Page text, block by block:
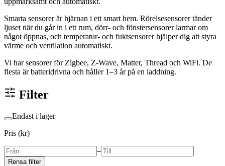
Smarta sensorer är hjärnan i ett smart hem. Rörelsesensorer tänder
ljuset när du går in i ett rum, dörr- och fönstersensorer larmar om
något öppnas, och temperatur- och fuktsensorer hjälper dig att styra
värme och ventilation automatiskt.
Vi har sensorer för Zigbee, Z-Wave, Matter, Thread och WiFi. De
flesta är batteridrivna och håller 1–3 år på en laddning.
Filter
Endast i lager
Pris (kr)
–
Rensa filter